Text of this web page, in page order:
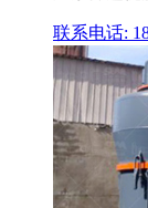
联系电话: